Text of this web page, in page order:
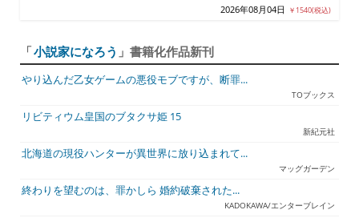
2026年08月04日 ￥1540(税込)
「小説家になろう 」書籍化作品新刊
やり込んだ乙女ゲームの悪役モブですが、断罪...
TOブックス
リビティウム皇国のブタクサ姫 15
新紀元社
北海道の現役ハンターが異世界に放り込まれて...
マッグガーデン
終わりを望むのは、罪かしら 婚約破棄された...
KADOKAWA/エンターブレイン